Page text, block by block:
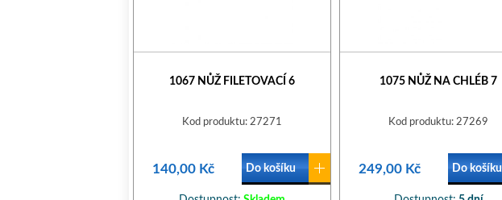
1067 NŮŽ FILETOVACÍ 6
Kod produktu: 27271
140,00 Kč Do košíku
1075 NŮŽ NA CHLÉB 7
Kod produktu: 27269
249,00 Kč Do košíku